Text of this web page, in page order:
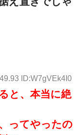
ID:W7gVEk4I0
と、本当に絶
ってやったの